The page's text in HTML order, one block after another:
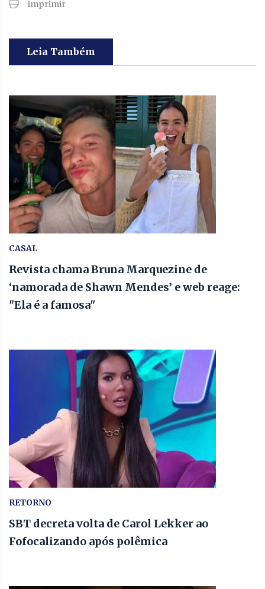
imprimir
Leia Também
CASAL
Revista chama Bruna Marquezine de
‘namorada de Shawn Mendes’ e web reage:
"Ela é a famosa"
RETORNO
SBT decreta volta de Carol Lekker ao
Fofocalizando após polêmica